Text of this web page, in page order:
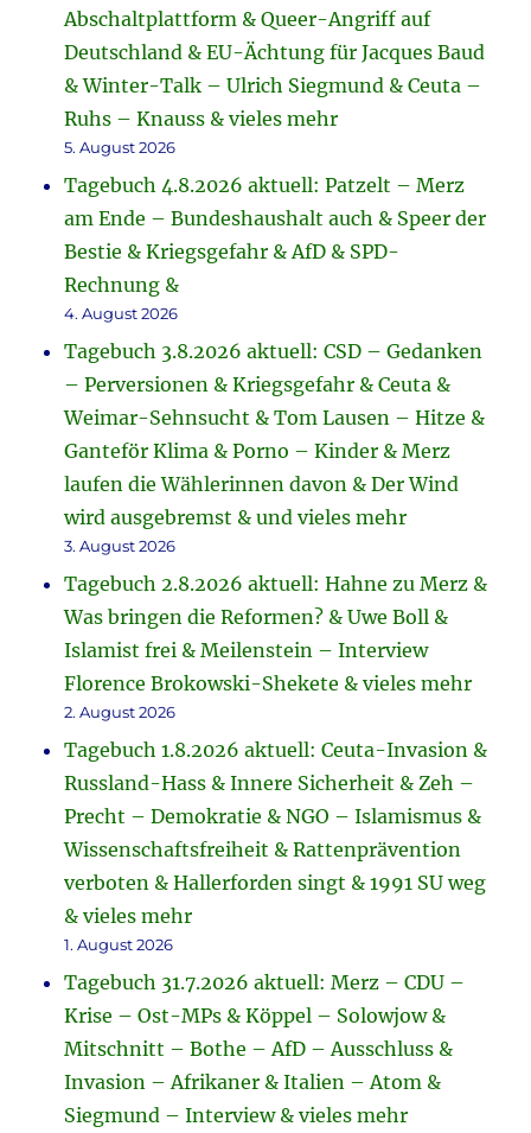
Abschaltplattform & Queer-Angriff auf
Deutschland & EU-Ächtung für Jacques Baud
& Winter-Talk – Ulrich Siegmund & Ceuta –
Ruhs – Knauss & vieles mehr
5. August 2026
Tagebuch 4.8.2026 aktuell: Patzelt – Merz
am Ende – Bundeshaushalt auch & Speer der
Bestie & Kriegsgefahr & AfD & SPD-
Rechnung &
4. August 2026
Tagebuch 3.8.2026 aktuell: CSD – Gedanken
– Perversionen & Kriegsgefahr & Ceuta &
Weimar-Sehnsucht & Tom Lausen – Hitze &
Ganteför Klima & Porno – Kinder & Merz
laufen die Wählerinnen davon & Der Wind
wird ausgebremst & und vieles mehr
3. August 2026
Tagebuch 2.8.2026 aktuell: Hahne zu Merz &
Was bringen die Reformen? & Uwe Boll &
Islamist frei & Meilenstein – Interview
Florence Brokowski-Shekete & vieles mehr
2. August 2026
Tagebuch 1.8.2026 aktuell: Ceuta-Invasion &
Russland-Hass & Innere Sicherheit & Zeh –
Precht – Demokratie & NGO – Islamismus &
Wissenschaftsfreiheit & Rattenprävention
verboten & Hallerforden singt & 1991 SU weg
& vieles mehr
1. August 2026
Tagebuch 31.7.2026 aktuell: Merz – CDU –
Krise – Ost-MPs & Köppel – Solowjow &
Mitschnitt – Bothe – AfD – Ausschluss &
Invasion – Afrikaner & Italien – Atom &
Siegmund – Interview & vieles mehr